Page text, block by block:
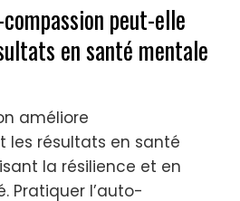
peut-elle
en santé mentale
améliore
les résultats en santé
la résilience et en
Pratiquer l’auto-